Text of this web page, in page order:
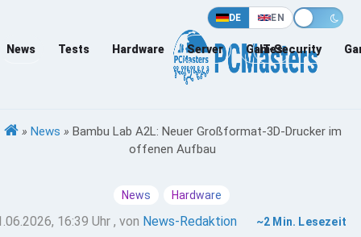
DE EN
News Tests Hardware Server Games
IT-Security
» News » Bambu Lab A2L: Neuer Großformat-3D-Drucker im
offenen Aufbau
News Hardware
16:39 Uhr , von News-Redaktion ~2 Min. Lesezeit